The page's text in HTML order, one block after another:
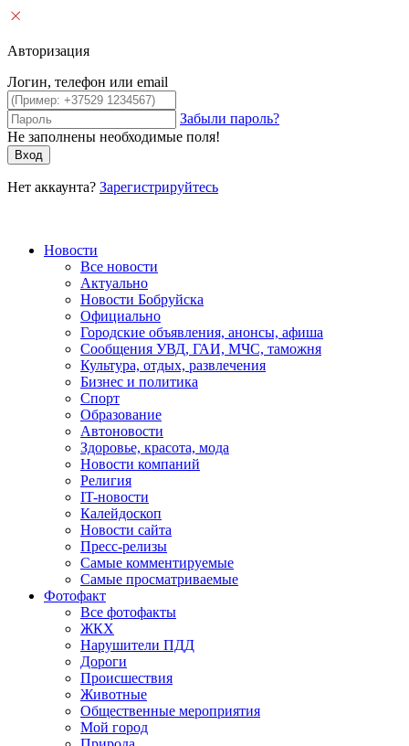
Авторизация
Логин, телефон или email
Забыли пароль?
Не заполнены необходимые поля!
Вход
Нет аккаунта? Зарегистрируйтесь
Новости
Все новости
Актуально
Новости Бобруйска
Официально
Городские объявления, анонсы, афиша
Сообщения УВД, ГАИ, МЧС, таможня
Культура, отдых, развлечения
Бизнес и политика
Спорт
Образование
Автоновости
Здоровье, красота, мода
Новости компаний
Религия
IT-новости
Калейдоскоп
Новости сайта
Пресс-релизы
Самые комментируемые
Самые просматриваемые
Фотофакт
Все фотофакты
ЖКХ
Нарушители ПДД
Дороги
Происшествия
Животные
Общественные мероприятия
Мой город